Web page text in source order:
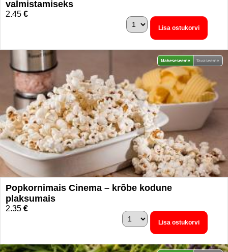
valmistamiseks
2.45 €
Lisa ostukorvi
Popkornimais Cinema – krõbe kodune
plaksumais
2.35 €
Lisa ostukorvi